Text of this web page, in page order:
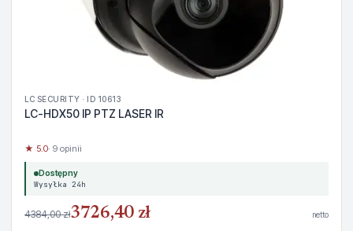
LC SECURITY · ID 10613
LC-HDX50 IP PTZ LASER IR
★ 5.0· 9 opinii
Dostępny
Wysyłka 24h
4384,00 zł3726,40 zł netto